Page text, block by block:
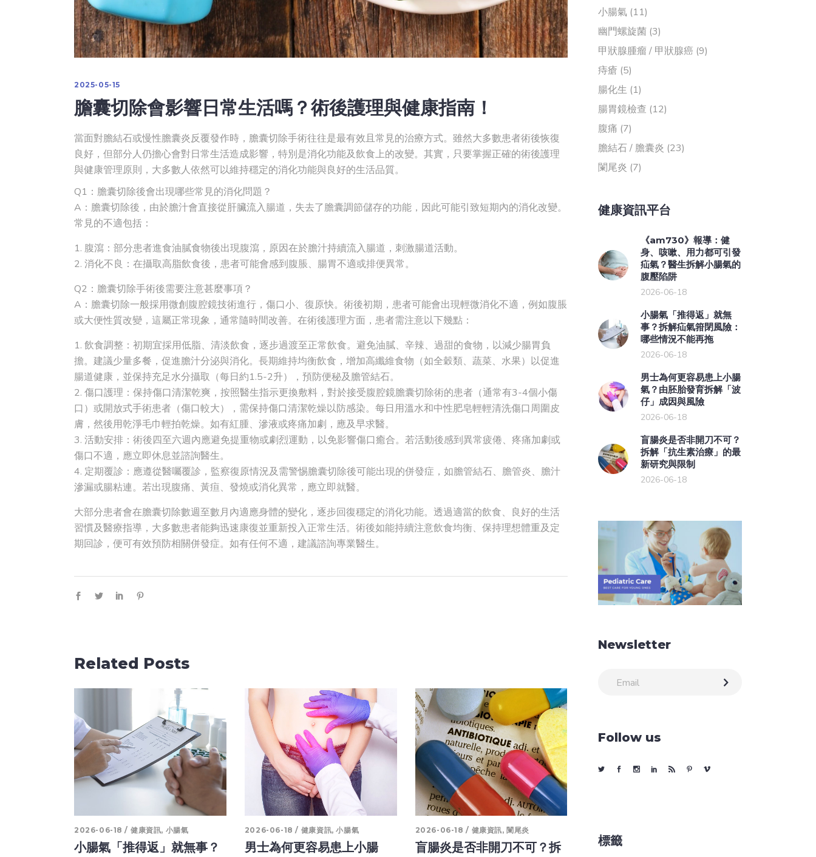
2025-05-15
膽囊切除會影響日常生活嗎？術後護理與健康指南！
當面對膽結石或慢性膽囊炎反覆發作時，膽囊切除手術往往是最有效且常見的治療方式。雖然大多數患者術後恢復
良好，但部分人仍擔心會對日常生活造成影響，特別是消化功能及飲食上的改變。其實，只要掌握正確的術後護理
與健康管理原則，大多數人依然可以維持穩定的消化功能與良好的生活品質。
Q1：膽囊切除後會出現哪些常見的消化問題？
A：膽囊切除後，由於膽汁會直接從肝臟流入腸道，失去了膽囊調節儲存的功能，因此可能引致短期內的消化改變。
常見的不適包括：
腹瀉：部分患者進食油膩食物後出現腹瀉，原因在於膽汁持續流入腸道，刺激腸道活動。
消化不良：在攝取高脂飲食後，患者可能會感到腹脹、腸胃不適或排便異常。
Q2：膽囊切除手術後需要注意甚麼事項？
A：膽囊切除一般採用微創腹腔鏡技術進行，傷口小、復原快。術後初期，患者可能會出現輕微消化不適，例如腹脹
或大便性質改變，這屬正常現象，通常隨時間改善。在術後護理方面，患者需注意以下幾點：
飲食調整：初期宜採用低脂、清淡飲食，逐步過渡至正常飲食。避免油膩、辛辣、過甜的食物，以減少腸胃負
擔。建議少量多餐，促進膽汁分泌與消化。長期維持均衡飲食，增加高纖維食物（如全穀類、蔬菜、水果）以促進
腸道健康，並保持充足水分攝取（每日約1.5-2升），預防便秘及膽管結石。
傷口護理：保持傷口清潔乾爽，按照醫生指示更換敷料，對於接受腹腔鏡膽囊切除術的患者（通常有3-4個小傷
口）或開放式手術患者（傷口較大），需保持傷口清潔乾燥以防感染。每日用溫水和中性肥皂輕輕清洗傷口周圍皮
膚，然後用乾淨毛巾輕拍乾燥。如有紅腫、滲液或疼痛加劇，應及早求醫。
活動安排：術後四至六週內應避免提重物或劇烈運動，以免影響傷口癒合。若活動後感到異常疲倦、疼痛加劇或
傷口不適，應立即休息並諮詢醫生。
定期覆診：應遵從醫囑覆診，監察復原情況及需警惕膽囊切除後可能出現的併發症，如膽管結石、膽管炎、膽汁
滲漏或腸粘連。若出現腹痛、黃疸、發燒或消化異常，應立即就醫。
大部分患者會在膽囊切除數週至數月內適應身體的變化，逐步回復穩定的消化功能。透過適當的飲食、良好的生活
習慣及醫療指導，大多數患者能夠迅速康復並重新投入正常生活。術後如能持續注意飲食均衡、保持理想體重及定
期回診，便可有效預防相關併發症。如有任何不適，建議諮詢專業醫生。
Related Posts
2026-06-18 健康資訊, 小腸氣
小腸氣「推得返」就無事？
2026-06-18 健康資訊,小腸氣
男士為何更容易患上小腸
2026-06-18 健康資訊, 闌尾炎
盲腸炎是否非開刀不可？拆
小腸氣 (11)
幽門螺旋菌(3)
甲狀腺腫瘤 / 甲狀腺癌 (9)
痔瘡 (5)
腸化生(1)
腸胃鏡檢查 (12)
腹痛 (7)
膽結石 / 膽囊炎 (23)
闌尾炎 (7)
健康資訊平台
《am730》報導：健
身、咳嗽、用力都可引發
疝氣？醫生拆解小腸氣的
腹壓陷阱
2026-06-18
小腸氣「推得返」就無
事？拆解疝氣箝閉風險：
哪些情況不能再拖
2026-06-18
男士為何更容易患上小腸
氣？由胚胎發育拆解「波
仔」成因與風險
2026-06-18
盲腸炎是否非開刀不可？
拆解「抗生素治療」的最
新研究與限制
2026-06-18
Newsletter
Follow us
標籤